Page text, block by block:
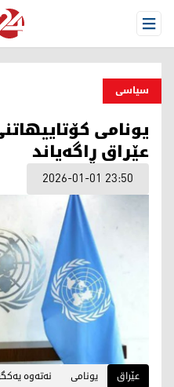
Open Menu
سیاسی
یونامی
عێراق ڕاگەیاند
2026-01-01 23:50
عێراق یونامی نەتەوە